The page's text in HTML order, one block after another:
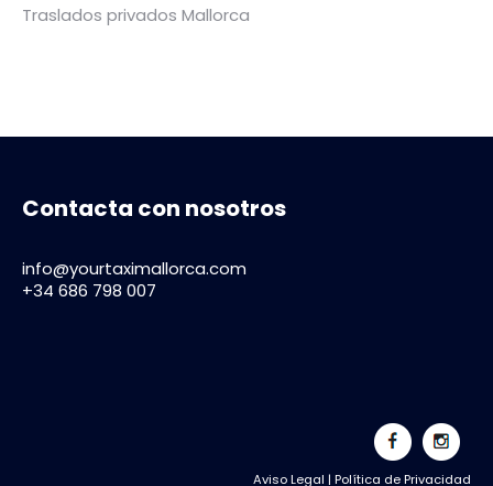
Traslados privados Mallorca
Contacta con nosotros
info@yourtaximallorca.com
+34 686 798 007
Aviso Legal | Política de Privacidad